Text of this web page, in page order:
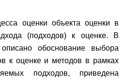
оценки объекта оценки в
(подходов) к оценке. В
обоснование выбора
к оценке и методов в рамках
подходов, приведена